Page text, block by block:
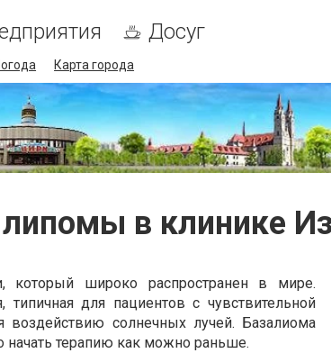
Досуг
Карта города
в клинике
широко распространен в мире.
типичная для пациентов с чувствительной
воздействию солнечных лучей. Базалиома
начать терапию как можно раньше.